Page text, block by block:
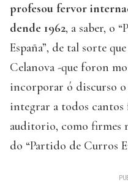
profesou fervor
dende 1962, a saber, o
España”, de tal sorte
Celanova -que foron
incorporar ó discurso
integrar a todos
auditorio, como firmes
do “Partido de Curros